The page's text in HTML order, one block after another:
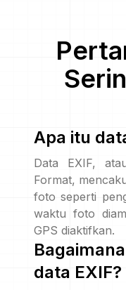
Apa itu
Data EXIF,
Format,
foto seperti
waktu foto
GPS diaktifkan.
data EXIF?